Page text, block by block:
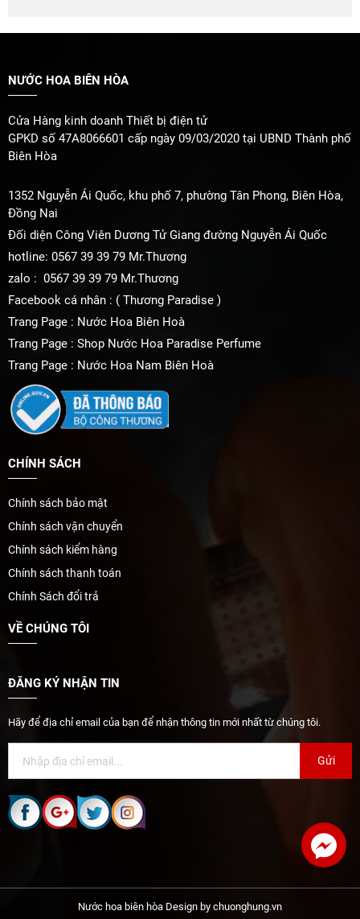
NƯỚC HOA BIÊN HÒA
Cửa Hàng kinh doanh Thiết bị điện tử
GPKD số 47A8066601 cấp ngày 09/03/2020 tại UBND Thành phố
Biên Hòa
1352 Nguyễn Ái Quốc, khu phố 7, phường Tân Phong, Biên Hòa,
Đồng Nai
Đối diện Công Viên Dương Tử Giang đường Nguyễn Ái Quốc
hotline: 0567 39 39 79 Mr.Thương
zalo : 0567 39 39 79 Mr.Thương
Facebook cá nhân : ( Thương Paradise )
Trang Page : Nước Hoa Biên Hoà
Trang Page : Shop Nước Hoa Paradise Perfume
Trang Page : Nước Hoa Nam Biên Hoà
CHÍNH SÁCH
Chính sách bảo mật
Chính sách vận chuyển
Chính sách kiểm hàng
Chính sách thanh toán
Chính Sách đổi trả
VỀ CHÚNG TÔI
ĐĂNG KÝ NHẬN TIN
Hãy để địa chỉ email của bạn để nhận thông tin mới nhất từ chúng tôi.
Gửi
Nước hoa biên hòa Design by chuonghung.vn